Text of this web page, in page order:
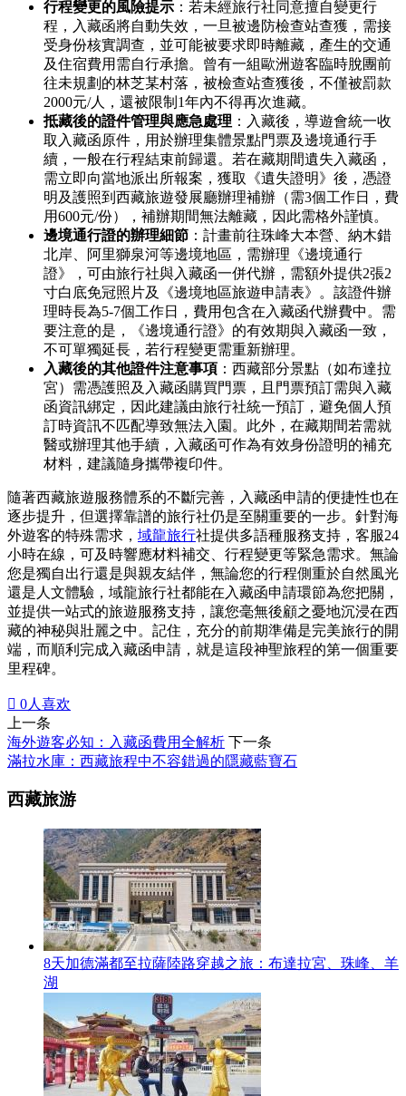
行程變更的風險提示 ：若未經旅行社同意擅自變更行
程，入藏函將自動失效，一旦被邊防檢查站查獲，需接
受身份核實調查，並可能被要求即時離藏，產生的交通
及住宿費用需自行承擔。曾有一組歐洲遊客臨時脫團前
往未規劃的林芝某村落，被檢查站查獲後，不僅被罰款
2000元/人，還被限制1年內不得再次進藏。
抵藏後的證件管理與應急處理 ：入藏後，導遊會統一收
取入藏函原件，用於辦理集體景點門票及邊境通行手
續，一般在行程結束前歸還。若在藏期間遺失入藏函，
需立即向當地派出所報案，獲取《遺失證明》後，憑證
明及護照到西藏旅遊發展廳辦理補辦（需3個工作日，費
用600元/份），補辦期間無法離藏，因此需格外謹慎。
邊境通行證的辦理細節 ：計畫前往珠峰大本營、納木錯
北岸、阿里獅泉河等邊境地區，需辦理《邊境通行
證》，可由旅行社與入藏函一併代辦，需額外提供2張2
寸白底免冠照片及《邊境地區旅遊申請表》。該證件辦
理時長為5-7個工作日，費用包含在入藏函代辦費中。需
要注意的是，《邊境通行證》的有效期與入藏函一致，
不可單獨延長，若行程變更需重新辦理。
入藏後的其他證件注意事項 ：西藏部分景點（如布達拉
宮）需憑護照及入藏函購買門票，且門票預訂需與入藏
函資訊綁定，因此建議由旅行社統一預訂，避免個人預
訂時資訊不匹配導致無法入園。此外，在藏期間若需就
醫或辦理其他手續，入藏函可作為有效身份證明的補充
材料，建議隨身攜帶複印件。
隨著西藏旅遊服務體系的不斷完善，入藏函申請的便捷性也在
逐步提升，但選擇靠譜的旅行社仍是至關重要的一步。針對海
外遊客的特殊需求， 域龍旅行社提供多語種服務支持，客服24
小時在線，可及時響應材料補交、行程變更等緊急需求。無論
您是獨自出行還是與親友結伴，無論您的行程側重於自然風光
還是人文體驗，域龍旅行社都能在入藏函申請環節為您把關，
並提供一站式的旅遊服務支持，讓您毫無後顧之憂地沉浸在西
藏的神秘與壯麗之中。記住，充分的前期準備是完美旅行的開
端，而順利完成入藏函申請，就是這段神聖旅程的第一個重要
里程碑。
 0人喜欢
上一条
海外遊客必知：入藏函費用全解析 下一条
滿拉水庫：西藏旅程中不容錯過的隱藏藍寶石
西藏旅游
8天加德滿都至拉薩陸路穿越之旅：布達拉宮、珠峰、羊
湖